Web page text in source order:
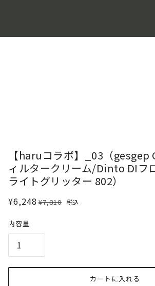
【haruコラボ】_03（gesgep
ィルタークリーム/Dinto DIフ
ライトグリッター 802）
¥6,248 ¥7,810 税込
内容量
カートに入れる